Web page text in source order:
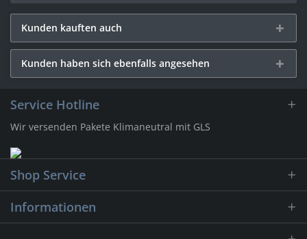
Kunden kauften auch
Kunden haben sich ebenfalls angesehen
Service Hotline
Wir versenden Pakete Klimaneutral mit GLS
Shop Service
Informationen